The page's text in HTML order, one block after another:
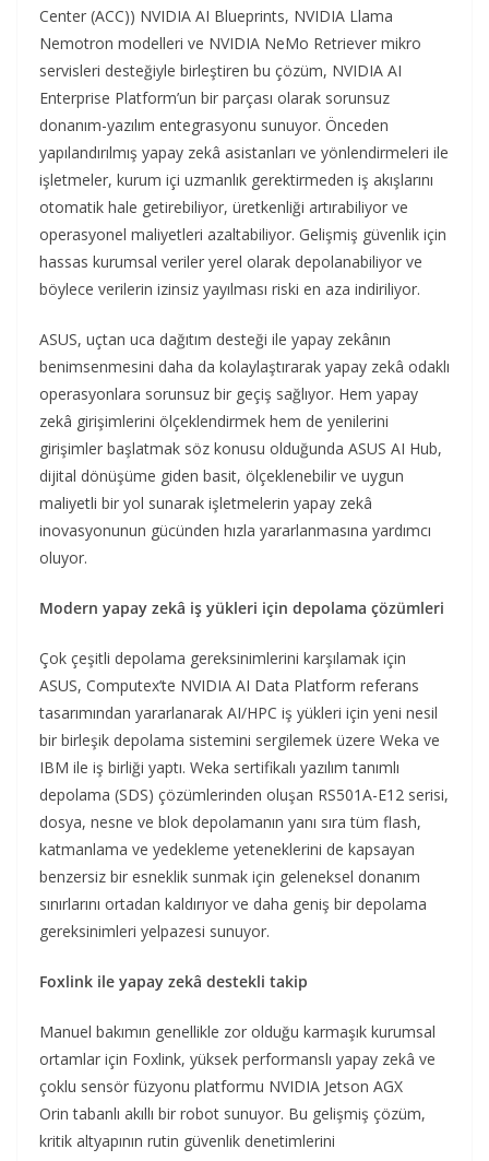
Center (ACC)) NVIDIA AI Blueprints, NVIDIA Llama
Nemotron modelleri ve NVIDIA NeMo Retriever mikro
servisleri desteğiyle birleştiren bu çözüm, NVIDIA AI
Enterprise Platform’un bir parçası olarak sorunsuz
donanım-yazılım entegrasyonu sunuyor. Önceden
yapılandırılmış yapay zekâ asistanları ve yönlendirmeleri ile
işletmeler, kurum içi uzmanlık gerektirmeden iş akışlarını
otomatik hale getirebiliyor, üretkenliği artırabiliyor ve
operasyonel maliyetleri azaltabiliyor. Gelişmiş güvenlik için
hassas kurumsal veriler yerel olarak depolanabiliyor ve
böylece verilerin izinsiz yayılması riski en aza indiriliyor.
ASUS, uçtan uca dağıtım desteği ile yapay zekânın
benimsenmesini daha da kolaylaştırarak yapay zekâ odaklı
operasyonlara sorunsuz bir geçiş sağlıyor. Hem yapay
zekâ girişimlerini ölçeklendirmek hem de yenilerini
girişimler başlatmak söz konusu olduğunda ASUS AI Hub,
dijital dönüşüme giden basit, ölçeklenebilir ve uygun
maliyetli bir yol sunarak işletmelerin yapay zekâ
inovasyonunun gücünden hızla yararlanmasına yardımcı
oluyor.
Modern yapay zekâ iş yükleri için depolama çözümleri
Çok çeşitli depolama gereksinimlerini karşılamak için
ASUS, Computex’te NVIDIA AI Data Platform referans
tasarımından yararlanarak AI/HPC iş yükleri için yeni nesil
bir birleşik depolama sistemini sergilemek üzere Weka ve
IBM ile iş birliği yaptı. Weka sertifikalı yazılım tanımlı
depolama (SDS) çözümlerinden oluşan RS501A-E12 serisi,
dosya, nesne ve blok depolamanın yanı sıra tüm flash,
katmanlama ve yedekleme yeteneklerini de kapsayan
benzersiz bir esneklik sunmak için geleneksel donanım
sınırlarını ortadan kaldırıyor ve daha geniş bir depolama
gereksinimleri yelpazesi sunuyor.
Foxlink ile yapay zekâ destekli takip
Manuel bakımın genellikle zor olduğu karmaşık kurumsal
ortamlar için Foxlink, yüksek performanslı yapay zekâ ve
çoklu sensör füzyonu platformu NVIDIA Jetson AGX
Orin tabanlı akıllı bir robot sunuyor. Bu gelişmiş çözüm,
kritik altyapının rutin güvenlik denetimlerini